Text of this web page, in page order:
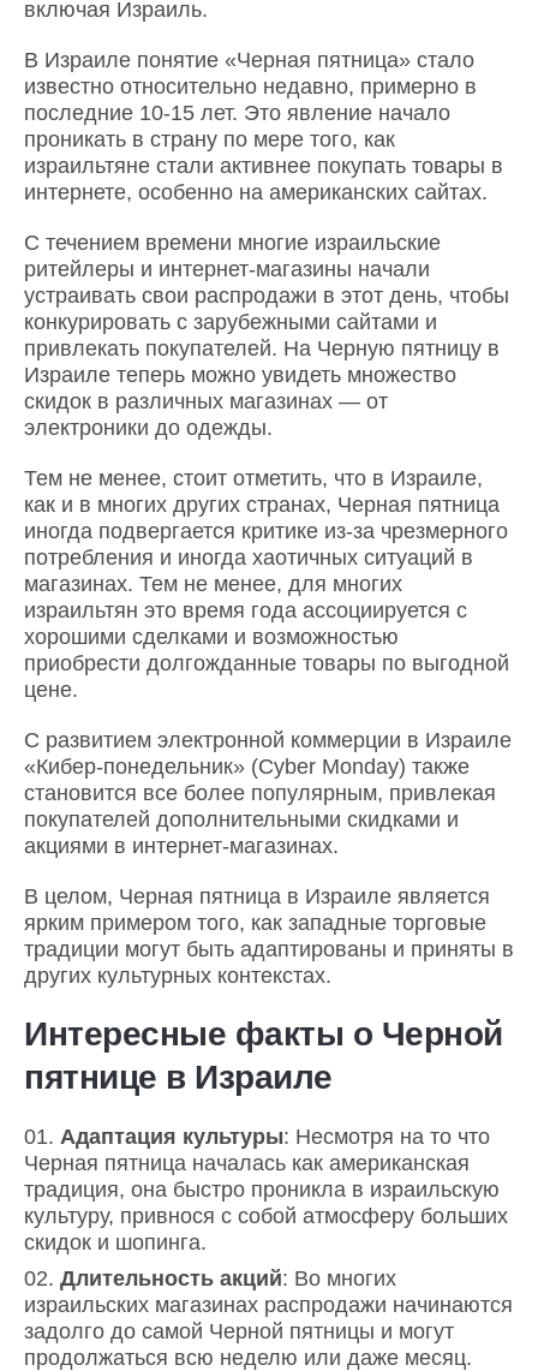
включая Израиль.
В Израиле понятие «Черная пятница» стало
известно относительно недавно, примерно в
последние 10-15 лет. Это явление начало
проникать в страну по мере того, как
израильтяне стали активнее покупать товары в
интернете, особенно на американских сайтах.
С течением времени многие израильские
ритейлеры и интернет-магазины начали
устраивать свои распродажи в этот день, чтобы
конкурировать с зарубежными сайтами и
привлекать покупателей. На Черную пятницу в
Израиле теперь можно увидеть множество
скидок в различных магазинах — от
электроники до одежды.
Тем не менее, стоит отметить, что в Израиле,
как и в многих других странах, Черная пятница
иногда подвергается критике из-за чрезмерного
потребления и иногда хаотичных ситуаций в
магазинах. Тем не менее, для многих
израильтян это время года ассоциируется с
хорошими сделками и возможностью
приобрести долгожданные товары по выгодной
цене.
С развитием электронной коммерции в Израиле
«Кибер-понедельник» (Cyber Monday) также
становится все более популярным, привлекая
покупателей дополнительными скидками и
акциями в интернет-магазинах.
В целом, Черная пятница в Израиле является
ярким примером того, как западные торговые
традиции могут быть адаптированы и приняты в
других культурных контекстах.
Интересные факты о Черной
пятнице в Израиле
Адаптация культуры: Несмотря на то что
Черная пятница началась как американская
традиция, она быстро проникла в израильскую
культуру, привнося с собой атмосферу больших
скидок и шопинга.
Длительность акций: Во многих
израильских магазинах распродажи начинаются
задолго до самой Черной пятницы и могут
продолжаться всю неделю или даже месяц.